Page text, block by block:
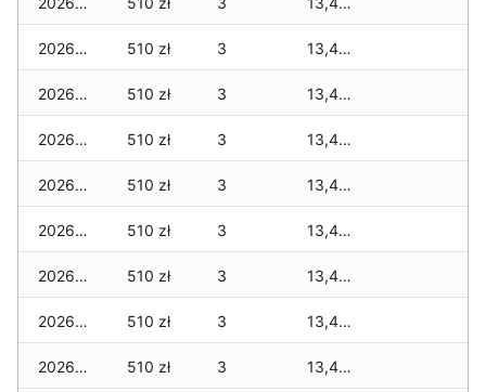
2026-01-11 510 zł 3 13,419 zł
2026-01-09 510 zł 3 13,419 zł
2026-01-08 510 zł 3 13,419 zł
2026-01-07 510 zł 3 13,419 zł
2026-01-06 510 zł 3 13,419 zł
2026-01-05 510 zł 3 13,419 zł
2026-01-04 510 zł 3 13,419 zł
2026-01-03 510 zł 3 13,419 zł